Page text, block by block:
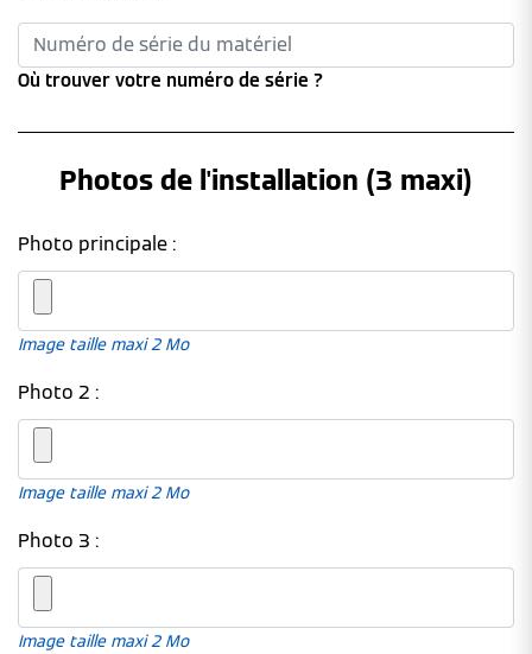
Où trouver votre numéro de série ?
Photos de l'installation (3 maxi)
Photo principale :
Image taille maxi 2 Mo
Photo 2 :
Image taille maxi 2 Mo
Photo 3 :
Image taille maxi 2 Mo